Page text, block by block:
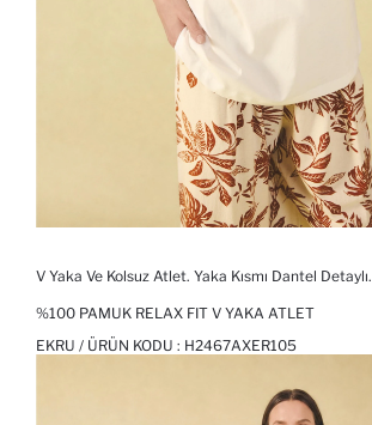
V Yaka Ve Kolsuz Atlet. Yaka Kısmı Dantel Detaylı.
%100 PAMUK RELAX FIT V YAKA ATLET
EKRU / ÜRÜN KODU : H2467AXER105